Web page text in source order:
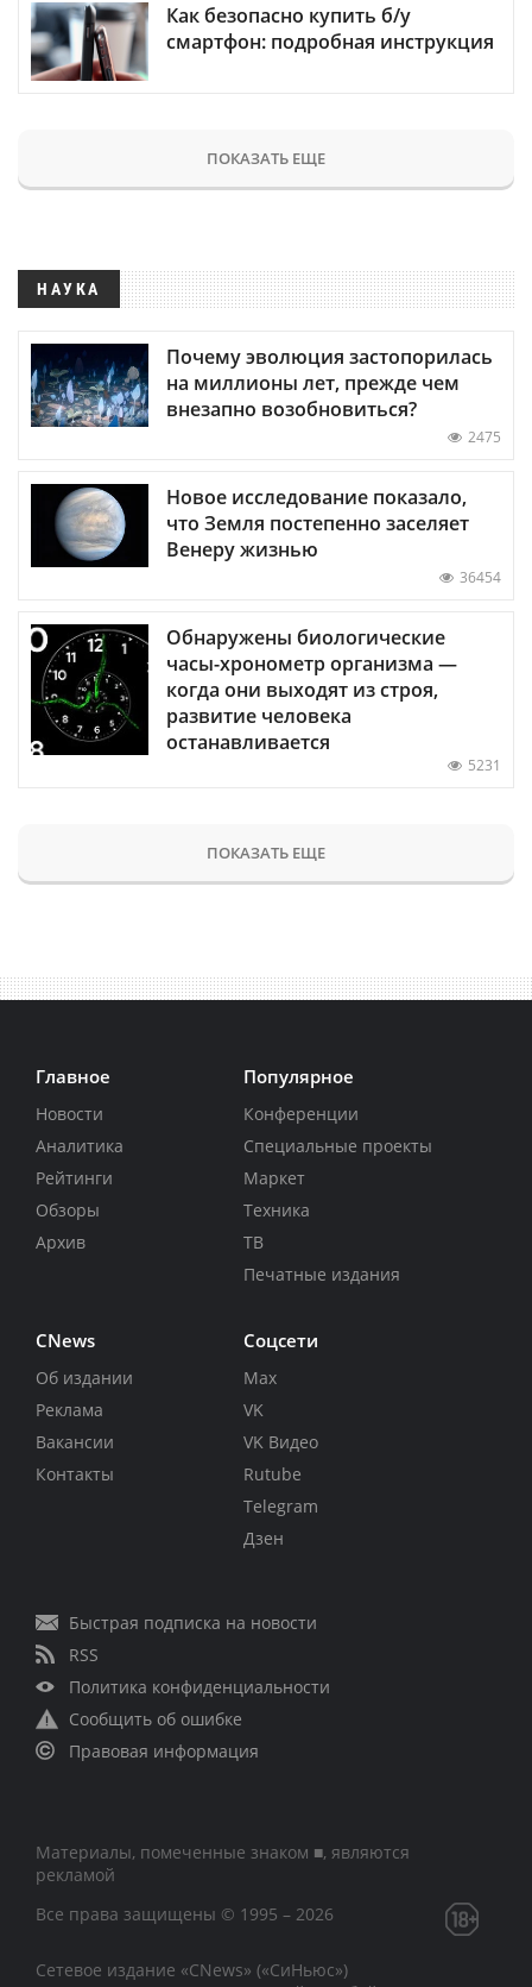
Как безопасно купить б/у
смартфон: подробная инструкция
ПОКАЗАТЬ ЕЩЕ
НАУКА
Почему эволюция застопорилась
на миллионы лет, прежде чем
внезапно возобновиться?
2475
Новое исследование показало,
что Земля постепенно заселяет
Венеру жизнью
36454
Обнаружены биологические
часы-хронометр организма —
когда они выходят из строя,
развитие человека
останавливается
5231
ПОКАЗАТЬ ЕЩЕ
Главное
Новости
Аналитика
Рейтинги
Обзоры
Архив
Популярное
Конференции
Специальные проекты
Маркет
Техника
ТВ
Печатные издания
CNews
Об издании
Реклама
Вакансии
Контакты
Соцсети
Max
VK
VK Видео
Rutube
Telegram
Дзен
Быстрая подписка на новости
RSS
Политика конфиденциальности
Сообщить об ошибке
Правовая информация
Материалы, помеченные знаком ■, являются
рекламой
Все права защищены © 1995 – 2026
Сетевое издание «CNews» («СиНьюс»)